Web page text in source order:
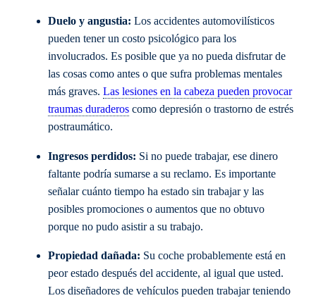
Duelo y angustia: Los accidentes automovilísticos
pueden tener un costo psicológico para los
involucrados. Es posible que ya no pueda disfrutar de
las cosas como antes o que sufra problemas mentales
más graves. Las lesiones en la cabeza pueden provocar
traumas duraderos como depresión o trastorno de estrés
postraumático.
Ingresos perdidos: Si no puede trabajar, ese dinero
faltante podría sumarse a su reclamo. Es importante
señalar cuánto tiempo ha estado sin trabajar y las
posibles promociones o aumentos que no obtuvo
porque no pudo asistir a su trabajo.
Propiedad dañada: Su coche probablemente está en
peor estado después del accidente, al igual que usted.
Los diseñadores de vehículos pueden trabajar teniendo